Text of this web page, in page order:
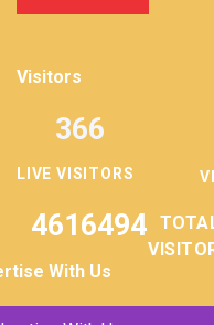
Visitors
LIVE VISITORS
366
4616494
With Us